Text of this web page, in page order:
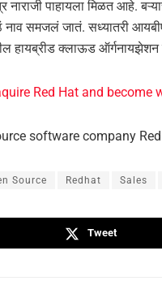
पाहायला मिळत आहे.
नाव समजलं जातं. सध्यातरी
हायब्रीड क्लाऊड
Red Hat and become
software company
Source Redhat Sales
Tweet